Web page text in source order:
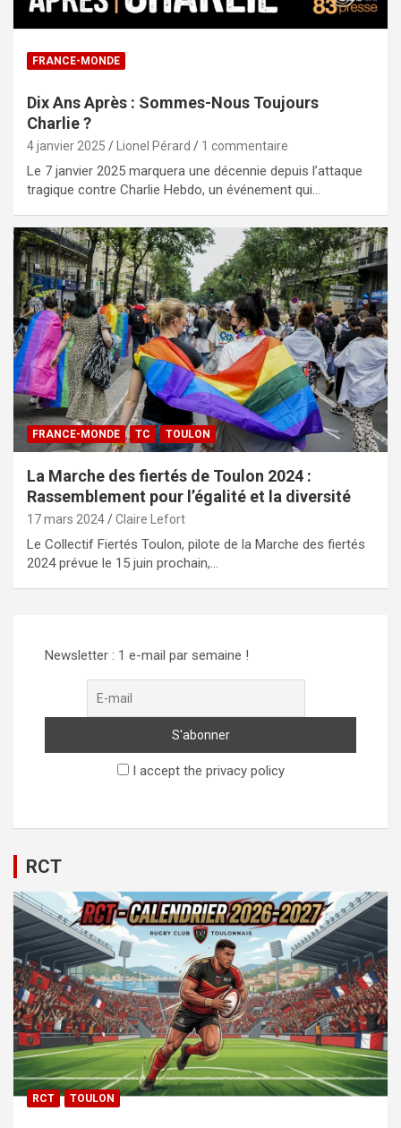
FRANCE-MONDE
Dix Ans Après : Sommes-Nous Toujours
Charlie ?
4 janvier 2025 Lionel Pérard 1 commentaire
Le 7 janvier 2025 marquera une décennie depuis l’attaque
tragique contre Charlie Hebdo, un événement qui…
FRANCE-MONDE TC TOULON
La Marche des fiertés de Toulon 2024 :
Rassemblement pour l’égalité et la diversité
17 mars 2024 Claire Lefort
Le Collectif Fiertés Toulon, pilote de la Marche des fiertés
2024 prévue le 15 juin prochain,…
Newsletter : 1 e-mail par semaine !
I accept the privacy policy
RCT
RCT TOULON